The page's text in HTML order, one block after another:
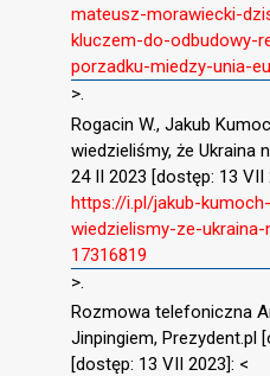
mateusz-morawiecki-
kluczem-do-odbudowy-
porzadku-miedzy-unia-
>.
Rogacin W., Jakub
wiedzieliśmy, że Ukraina
24 II 2023 [dostęp: 13 VII
https://i.pl/jakub-
wiedzielismy-ze-
17316819
>.
Rozmowa telefoniczna
Jinpingiem, Prezydent.pl
[dostęp: 13 VII 2023]: <